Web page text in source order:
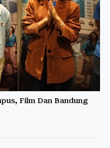
Film Dan Bandung